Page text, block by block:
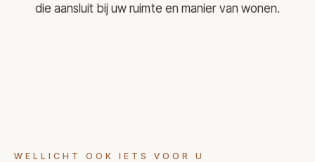
die aansluit bij uw ruimte en manier van wonen.
WELLICHT OOK IETS VOOR U